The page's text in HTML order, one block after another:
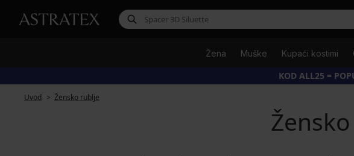
Žena Muške Kupaći kostimi
KOD ALL25 =
Uvod Žensko rublje